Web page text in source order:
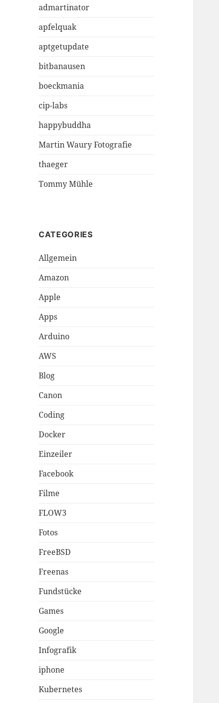
o
:
admartinator
apfelquak
aptgetupdate
bitbanausen
boeckmania
cip-labs
happybuddha
Martin Waury Fotografie
thaeger
Tommy Mühle
CATEGORIES
Allgemein
Amazon
Apple
Apps
Arduino
AWS
Blog
Canon
Coding
Docker
Einzeiler
Facebook
Filme
FLOW3
Fotos
FreeBSD
Freenas
Fundstücke
Games
Google
Infografik
iphone
Kubernetes